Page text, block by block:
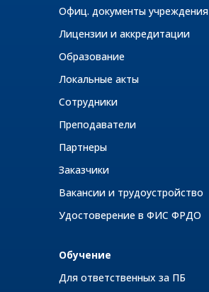
Обучение
Для ответственных за ПБ
Преподаватели
Партнеры
Заказчики
Вакансии и трудоустройство
Удостоверение в ФИС ФРДО
Офиц. документы учреждения
Лицензии и аккредитации
Образование
Локальные акты
Сотрудники